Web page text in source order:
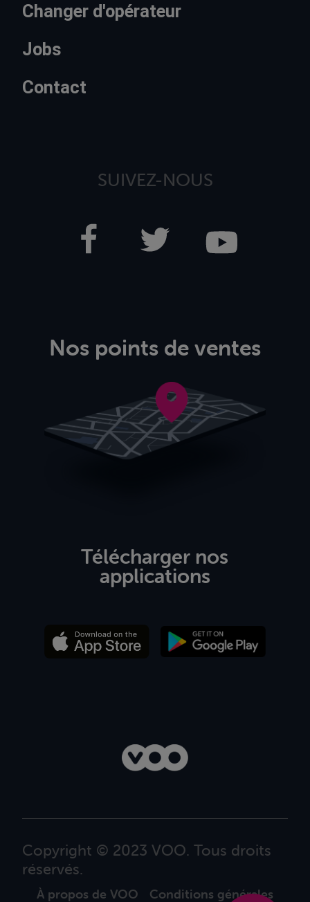
Changer d'opérateur
Jobs
Contact
SUIVEZ-NOUS
Nos points de ventes
Télécharger nos
applications
Copyright © 2023 VOO. Tous droits
réservés.
À propos de VOO Conditions générales